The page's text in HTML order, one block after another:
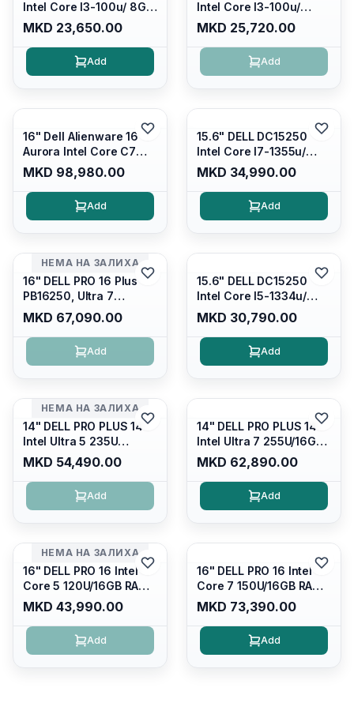
Intel Core I3-100u/ 8GB
DDR4/ 512GB SSD M.2/
Iris Xe Graphics/ 120Hz
Anti-glare LED Display/
Backlit Kb/ Platinum
MKD 23,650.00
Add
Intel Core I3-100u/
16GB DDR4/ 512GB SSD
M.2/ Iris Xe Graphics/
120Hz Anti-glare LED
Display/ Backlit Kb/
MKD 25,720.00
Add
16" Dell Alienware 16
Aurora Intel Core C7
240H /16GB RAM DDR5
5600mhz/ 1TB SSD M.2
Nvme/rtx4050 6GB/
Wqxga(2560x1600)
Win 11 Home/
MKD 98,980.00
Add
15.6" DELL DC15250
Intel Core I7-1355u/
16GB DDR4 / 512GB SSD
M.2 2230/ Intel UHD
Graphics/ 120Hz Anti-
glare FULLHD LED
MKD 34,990.00
Add
НЕМА НА ЗАЛИХА
16" DELL PRO 16 Plus
PB16250, Ultra 7
265U/16GB RAM (1x
16GB) 5600 Mhz DDR5/
512GB SSD M.2 Nvme/
/cam+mic,bt/backlit KB
MKD 67,090.00
Add
15.6" DELL DC15250
Intel Core I5-1334u/
16GB DDR4 (1x16gb
2666mhz)/ 512GB SSD
M.2 Nvme/ Intel UHD
Graphics/ 120Hz Anti-
MKD 30,790.00
Add
НЕМА НА ЗАЛИХА
14" DELL PRO PLUS 14
Intel Ultra 5 235U
Vpro/16gb RAM DDR5
5600mhz/ 512 GB SSD
M.2 Nvme
2230/FULLHD+ (16:10)
4/RJ45/PB14250
MKD 54,490.00
Add
14" DELL PRO PLUS 14
Intel Ultra 7 255U/16GB
RAM DDR5 5600mhz/
512 GB SSD M.2 Nvme
2230/FULLHD+ (16:10)
Ips/bt/backlit
MKD 62,890.00
Add
НЕМА НА ЗАЛИХА
16" DELL PRO 16 Intel
Core 5 120U/16GB RAM
DDR5 5600mhz/ 512 GB
SSD M.2 Nvme/fullhd+
(16:10) Ips/bt/backlit
Kb/thunderbolt
MKD 43,990.00
Add
16" DELL PRO 16 Intel
Core 7 150U/16GB RAM
DDR5 5600mhz/ 512 GB
SSD M.2 Nvme
(2230)/FULLHD+ (16:10)
Ips/bt/backlit
MKD 73,390.00
Add